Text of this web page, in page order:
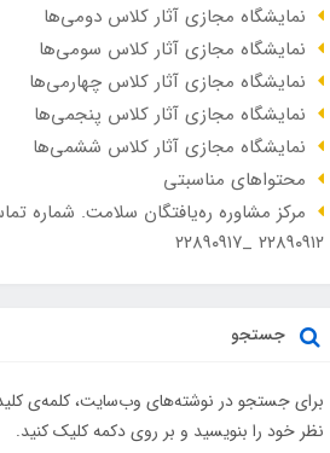
نمایشگاه مجازی آثار کلاس دومی‌ها
نمایشگاه مجازی آثار کلاس سومی‌ها
نمایشگاه مجازی آثار کلاس چهارمی‌ها
نمایشگاه مجازی آثار کلاس پنجمی‌ها
نمایشگاه مجازی آثار کلاس ششمی‌ها
محتواهای مناسبتی
مرکز مشاوره ره‌یافتگان سلامت. شماره
۲۲۸۹۰۹۱۲ _۲۲۸۹۰۹۱۷
جستجو
برای جستجو در نوشته‌های وب‌سایت، کلمه‌ی
نظر خود را بنویسید و بر روی دکمه کلیک کنید.